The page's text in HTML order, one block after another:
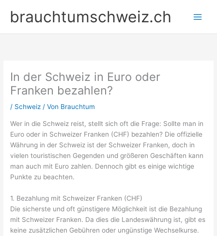
Inhaltbrauchtumschweiz.ch
In der Schweiz in Euro oder
Franken bezahlen?
/ Schweiz / Von Brauchtum
Wer in die Schweiz reist, stellt sich oft die Frage: Sollte man in
Euro oder in Schweizer Franken (CHF) bezahlen? Die offizielle
Währung in der Schweiz ist der Schweizer Franken, doch in
vielen touristischen Gegenden und größeren Geschäften kann
man auch mit Euro zahlen. Dennoch gibt es einige wichtige
Punkte zu beachten.
1. Bezahlung mit Schweizer Franken (CHF)
Die sicherste und oft günstigere Möglichkeit ist die Bezahlung
mit Schweizer Franken. Da dies die Landeswährung ist, gibt es
keine zusätzlichen Gebühren oder ungünstige Wechselkurse.